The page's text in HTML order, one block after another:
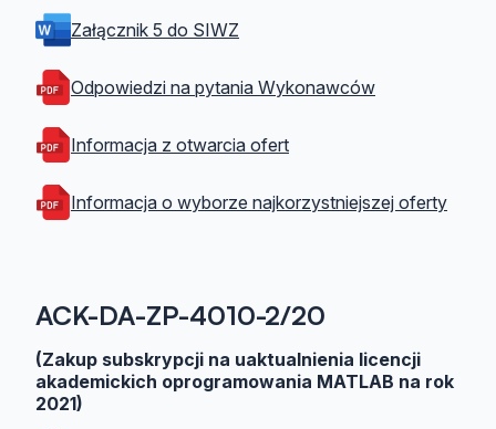
Załącznik 5 do SIWZ
Odpowiedzi na pytania Wykonawców
Informacja z otwarcia ofert
Informacja o wyborze najkorzystniejszej oferty
ACK-DA-ZP-4010-2/20
(Zakup subskrypcji na uaktualnienia licencji
akademickich oprogramowania MATLAB na rok
2021)